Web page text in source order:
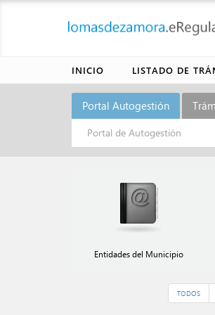
INICIO LISTADO DE
Portal Autogestión
Portal de Autogestión
Entidades del Municipio
TODOS